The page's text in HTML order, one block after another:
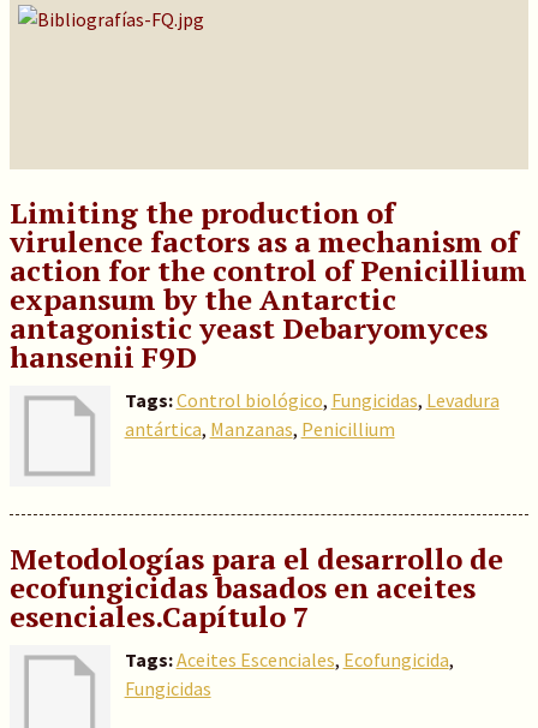
Limiting the production of
virulence factors as a mechanism of
action for the control of Penicillium
expansum by the Antarctic
antagonistic yeast Debaryomyces
hansenii F9D
Tags:Control biológico, Fungicidas, Levadura
antártica, Manzanas, Penicillium
Metodologías para el desarrollo de
ecofungicidas basados en aceites
esenciales.Capítulo 7
Tags:Aceites Escenciales, Ecofungicida,
Fungicidas